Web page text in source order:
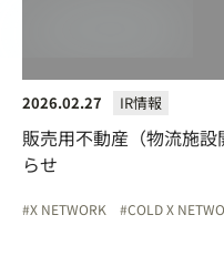
2026.02.27 IR情報
販売用不動産（物流施
らせ
X NETWORK COLD X